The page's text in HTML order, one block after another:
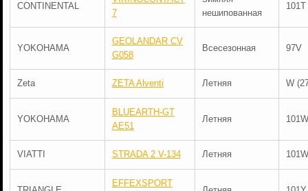
CONTINENTAL
7
нешипованная
101T
YOKOHAMA
GEOLANDAR CV
G058
Всесезонная 97V
Zeta ZETA Alventi Летняя W
YOKOHAMA
BLUEARTH-GT
AE51
Летняя 101W
VIATTI STRADA 2 V-134 Летняя 101W
EFFEXSPORT